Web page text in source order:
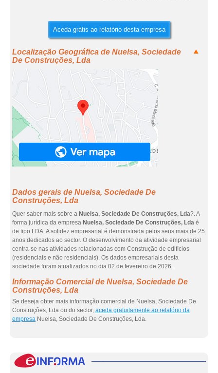
Aceda grátis ao relatório desta empresa
Localização Geográfica de Nuelsa, Sociedade
De Construções, Lda
Dados gerais de Nuelsa, Sociedade De
Construções, Lda
Quer saber mais sobre a Nuelsa, Sociedade De Construções, Lda?. A
forma jurídica da empresa Nuelsa, Sociedade De Construções, Lda é
de tipo LDA. A solidez empresarial é demonstrada pelos seus mais de 25
anos dedicados ao sector. O desenvolvimento da atividade empresarial
centra-se nas atividades relacionadas com Construção de edifícios
(residenciais e não residenciais). Os dados empresariais desta
sociedade foram atualizados no dia 02 de fevereiro de 2026.
Informação Comercial de Nuelsa, Sociedade De
Construções, Lda
Se deseja obter mais informação comercial de Nuelsa, Sociedade De
Construções, Lda ou do sector, aceda gratuitamente ao relatório da
empresa Nuelsa, Sociedade De Construções, Lda.